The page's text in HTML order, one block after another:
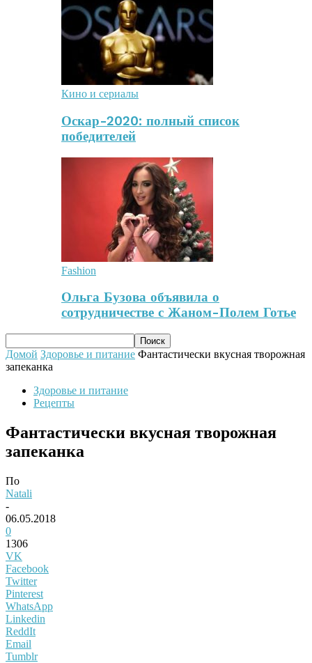
Кино и сериалы
Оскар-2020: полный список
победителей
Fashion
Ольга Бузова объявила о
сотрудничестве с Жаном-Полем Готье
Домой Здоровье и питание Фантастически вкусная творожная
запеканка
Здоровье и питание
Рецепты
Фантастически вкусная творожная
запеканка
По
Natali
-
06.05.2018
0
1306
VK
Facebook
Twitter
Pinterest
WhatsApp
Linkedin
ReddIt
Email
Tumblr